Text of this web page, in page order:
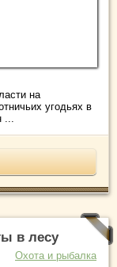
на
угодьях в
...
в лесу
Охота и рыбалка